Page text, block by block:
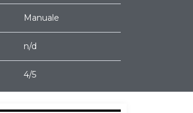
Manuale
n/d
4/5